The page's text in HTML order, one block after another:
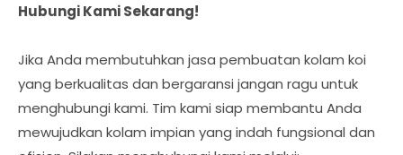
Hubungi Kami Sekarang!
Jika Anda membutuhkan jasa pembuatan kolam koi
yang berkualitas dan bergaransi jangan ragu untuk
menghubungi kami. Tim kami siap membantu Anda
mewujudkan kolam impian yang indah fungsional dan